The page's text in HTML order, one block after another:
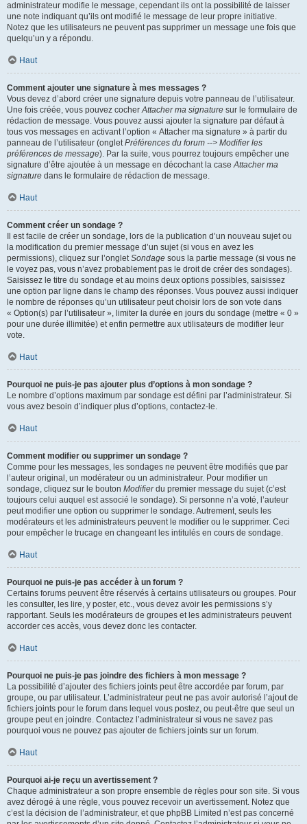
administrateur modifie le message, cependant ils ont la possibilité de laisser
une note indiquant qu’ils ont modifié le message de leur propre initiative.
Notez que les utilisateurs ne peuvent pas supprimer un message une fois que
quelqu’un y a répondu.
Haut
Comment ajouter une signature à mes messages ?
Vous devez d’abord créer une signature depuis votre panneau de l’utilisateur.
Une fois créée, vous pouvez cocherAttacher ma signature sur le formulaire de
rédaction de message. Vous pouvez aussi ajouter la signature par défaut à
tous vos messages en activant l’option « Attacher ma signature » à partir du
panneau de l’utilisateur (ongletPréférences du forum --> Modifier les
préférences de message). Par la suite, vous pourrez toujours empêcher une
signature d’être ajoutée à un message en décochant la caseAttacher ma
signature dans le formulaire de rédaction de message.
Haut
Comment créer un sondage ?
Il est facile de créer un sondage, lors de la publication d’un nouveau sujet ou
la modification du premier message d’un sujet (si vous en avez les
permissions), cliquez sur l’ongletSondage sous la partie message (si vous ne
le voyez pas, vous n’avez probablement pas le droit de créer des sondages).
Saisissez le titre du sondage et au moins deux options possibles, saisissez
une option par ligne dans le champ des réponses. Vous pouvez aussi indiquer
le nombre de réponses qu’un utilisateur peut choisir lors de son vote dans
« Option(s) par l’utilisateur », limiter la durée en jours du sondage (mettre « 0 »
pour une durée illimitée) et enfin permettre aux utilisateurs de modifier leur
vote.
Haut
Pourquoi ne puis-je pas ajouter plus d’options à mon sondage ?
Le nombre d’options maximum par sondage est défini par l’administrateur. Si
vous avez besoin d’indiquer plus d’options, contactez-le.
Haut
Comment modifier ou supprimer un sondage ?
Comme pour les messages, les sondages ne peuvent être modifiés que par
l’auteur original, un modérateur ou un administrateur. Pour modifier un
sondage, cliquez sur le bouton Modifierdu premier message du sujet (c’est
toujours celui auquel est associé le sondage). Si personne n’a voté, l’auteur
peut modifier une option ou supprimer le sondage. Autrement, seuls les
modérateurs et les administrateurs peuvent le modifier ou le supprimer. Ceci
pour empêcher le trucage en changeant les intitulés en cours de sondage.
Haut
Pourquoi ne puis-je pas accéder à un forum ?
Certains forums peuvent être réservés à certains utilisateurs ou groupes. Pour
les consulter, les lire, y poster, etc., vous devez avoir les permissions s’y
rapportant. Seuls les modérateurs de groupes et les administrateurs peuvent
accorder ces accès, vous devez donc les contacter.
Haut
Pourquoi ne puis-je pas joindre des fichiers à mon message ?
La possibilité d’ajouter des fichiers joints peut être accordée par forum, par
groupe, ou par utilisateur. L’administrateur peut ne pas avoir autorisé l’ajout de
fichiers joints pour le forum dans lequel vous postez, ou peut-être que seul un
groupe peut en joindre. Contactez l’administrateur si vous ne savez pas
pourquoi vous ne pouvez pas ajouter de fichiers joints sur un forum.
Haut
Pourquoi ai-je reçu un avertissement ?
Chaque administrateur a son propre ensemble de règles pour son site. Si vous
avez dérogé à une règle, vous pouvez recevoir un avertissement. Notez que
c’est la décision de l’administrateur, et que phpBB Limited n’est pas concerné